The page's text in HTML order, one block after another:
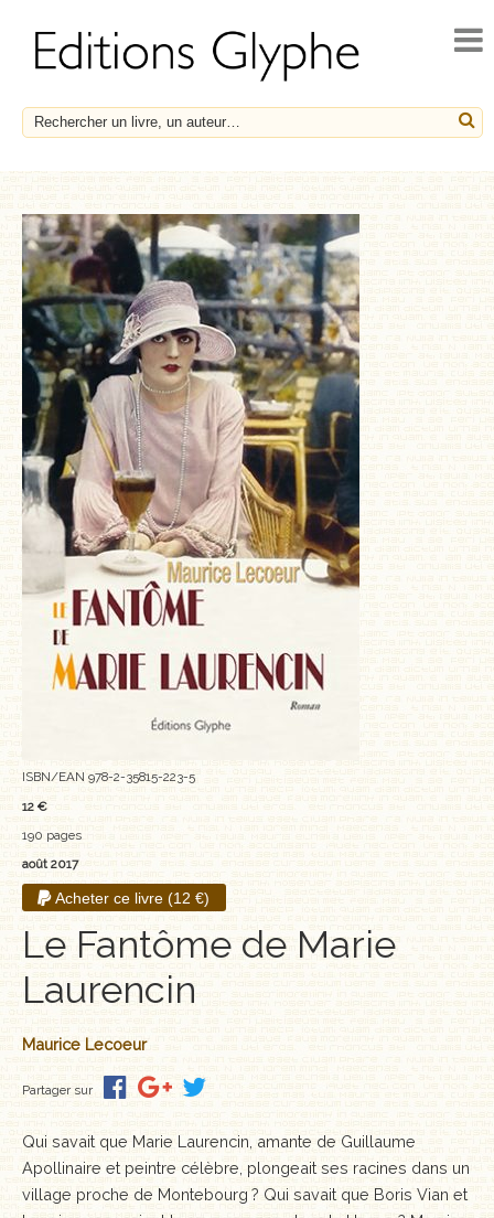
ACTUALITÉS
NOUVEAUTÉS
À PARAÎTRE
CATALOGUE
HISTOIRE ET SOCIÉTÉ
ESSAIS
LE FRANÇAIS EN HÉRITAGE
SOCIÉTÉ, HISTOIRE ET MÉDECINE
BIOGRAPHIES
MÉMOIRES, RÉCITS
POLARS ET THRILLERS
NOUVELLES
COFFRETS
AUTEURS
LES ÉDITIONS GLYPHE
ISBN/EAN 978-2-35815-223-5
12 €
190 pages
août 2017
Acheter ce livre (12 €)
Le Fantôme de Marie
Laurencin
Maurice Lecoeur
Partager sur
Qui savait que Marie Laurencin, amante de Guillaume
Apollinaire et peintre célèbre, plongeait ses racines dans un
village proche de Montebourg ? Qui savait que Boris Vian et